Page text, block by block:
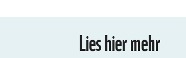
Lies hier mehr